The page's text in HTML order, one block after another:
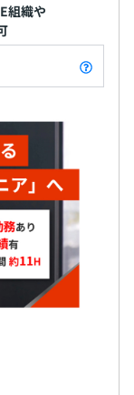
組織や